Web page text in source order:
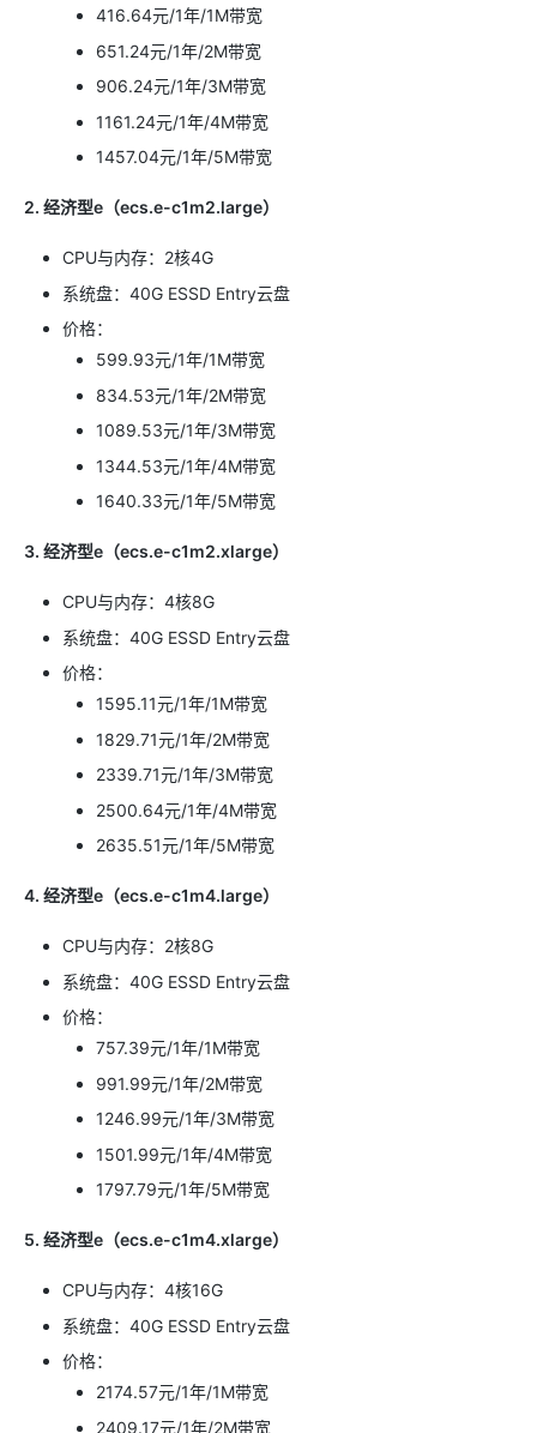
416.64元/1年/1M带宽
651.24元/1年/2M带宽
906.24元/1年/3M带宽
1161.24元/1年/4M带宽
1457.04元/1年/5M带宽
2. 经济型e（ecs.e-c1m2.large）
CPU与内存：2核4G
系统盘：40G ESSD Entry云盘
价格：
599.93元/1年/1M带宽
834.53元/1年/2M带宽
1089.53元/1年/3M带宽
1344.53元/1年/4M带宽
1640.33元/1年/5M带宽
3. 经济型e（ecs.e-c1m2.xlarge）
CPU与内存：4核8G
系统盘：40G ESSD Entry云盘
价格：
1595.11元/1年/1M带宽
1829.71元/1年/2M带宽
2339.71元/1年/3M带宽
2500.64元/1年/4M带宽
2635.51元/1年/5M带宽
4. 经济型e（ecs.e-c1m4.large）
CPU与内存：2核8G
系统盘：40G ESSD Entry云盘
价格：
757.39元/1年/1M带宽
991.99元/1年/2M带宽
1246.99元/1年/3M带宽
1501.99元/1年/4M带宽
1797.79元/1年/5M带宽
5. 经济型e（ecs.e-c1m4.xlarge）
CPU与内存：4核16G
系统盘：40G ESSD Entry云盘
价格：
2174.57元/1年/1M带宽
2409.17元/1年/2M带宽